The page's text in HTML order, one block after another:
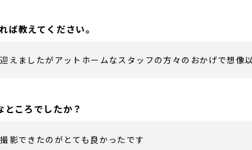
ば教えてください。
えましたがアットホームなスタッフの方々のおかげで想像
ころでしたか？
影できたのがとても良かったです